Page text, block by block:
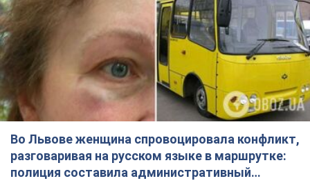
Во Львове женщина спровоцировала конфликт,
разговаривая на русском языке в маршрутке:
полиция составила административный